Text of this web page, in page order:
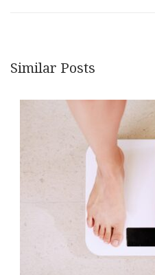
Similar Posts